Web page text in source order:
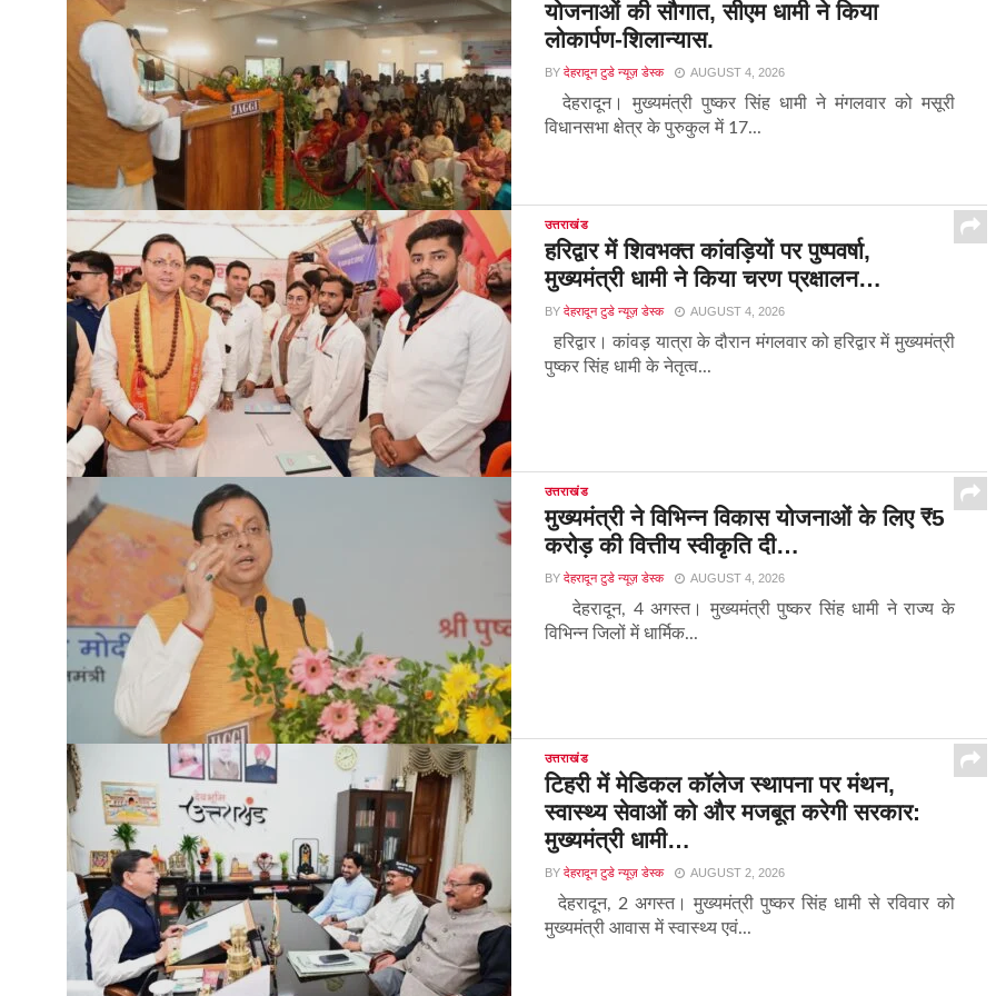
योजनाओं की सौगात, सीएम धामी ने किया
लोकार्पण-शिलान्यास.
BY देहरादून टुडे न्यूज़ डेस्क AUGUST 4, 2026
देहरादून। मुख्यमंत्री पुष्कर सिंह धामी ने मंगलवार को मसूरी
विधानसभा क्षेत्र के पुरुकुल में 17...
उत्तराखंड
हरिद्वार में शिवभक्त कांवड़ियों पर पुष्पवर्षा,
मुख्यमंत्री धामी ने किया चरण प्रक्षालन…
BY देहरादून टुडे न्यूज़ डेस्क AUGUST 4, 2026
हरिद्वार। कांवड़ यात्रा के दौरान मंगलवार को हरिद्वार में मुख्यमंत्री
पुष्कर सिंह धामी के नेतृत्व...
उत्तराखंड
मुख्यमंत्री ने विभिन्न विकास योजनाओं के लिए ₹5
करोड़ की वित्तीय स्वीकृति दी…
BY देहरादून टुडे न्यूज़ डेस्क AUGUST 4, 2026
देहरादून, 4 अगस्त। मुख्यमंत्री पुष्कर सिंह धामी ने राज्य के
विभिन्न जिलों में धार्मिक...
उत्तराखंड
टिहरी में मेडिकल कॉलेज स्थापना पर मंथन,
स्वास्थ्य सेवाओं को और मजबूत करेगी सरकार:
मुख्यमंत्री धामी…
BY देहरादून टुडे न्यूज़ डेस्क AUGUST 2, 2026
देहरादून, 2 अगस्त। मुख्यमंत्री पुष्कर सिंह धामी से रविवार को
मुख्यमंत्री आवास में स्वास्थ्य एवं...